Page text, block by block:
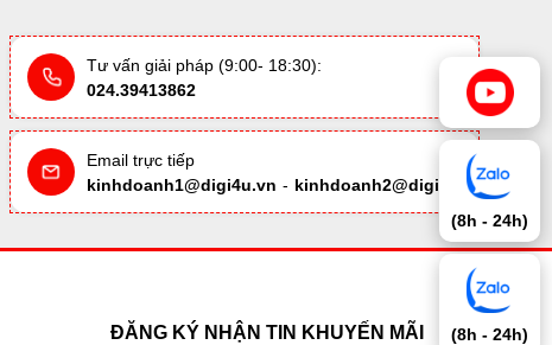
Tư vấn giải pháp (9:00- 18:30):
024.39413862
Email trực tiếp
kinhdoanh1@digi4u.vn - kinhdoanh2@digi4u.vn
ĐĂNG KÝ NHẬN TIN KHUYẾN MÃI
(8h - 24h)
(8h - 24h)